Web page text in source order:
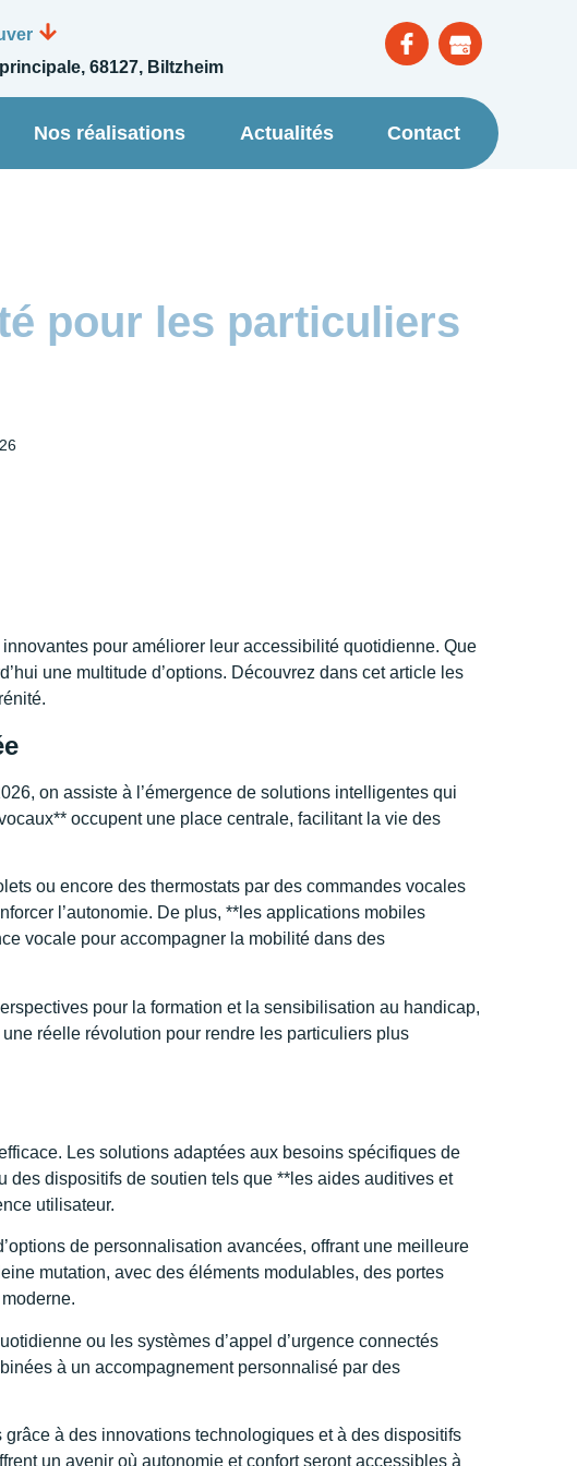
68127, Biltzheim
Nos réalisations Actualités Contact
pour améliorer leur accessibilité quotidienne. Que
une multitude d’options. Découvrez dans cet article les
on assiste à l’émergence de solutions intelligentes qui
occupent une place centrale, facilitant la vie des
ou encore des thermostats par des commandes vocales
l’autonomie. De plus, **les applications mobiles
vocale pour accompagner la mobilité dans des
pour la formation et la sensibilisation au handicap,
réelle révolution pour rendre les particuliers plus
Les solutions adaptées aux besoins spécifiques de
des dispositifs de soutien tels que **les aides auditives et
utilisateur.
de personnalisation avancées, offrant une meilleure
mutation, avec des éléments modulables, des portes
ou les systèmes d’appel d’urgence connectés
à un accompagnement personnalisé par des
à des innovations technologiques et à des dispositifs
un avenir où autonomie et confort seront accessibles à